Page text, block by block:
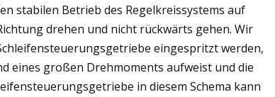
stabilen Betrieb des Regelkreissystems auf
drehen und nicht rückwärts gehen. Wir
eingespritzt werden,
eines großen Drehmoments aufweist und die
in diesem Schema kann